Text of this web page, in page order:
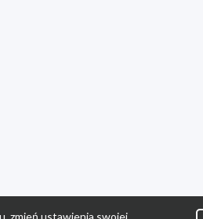
zmień ustawienia swojej